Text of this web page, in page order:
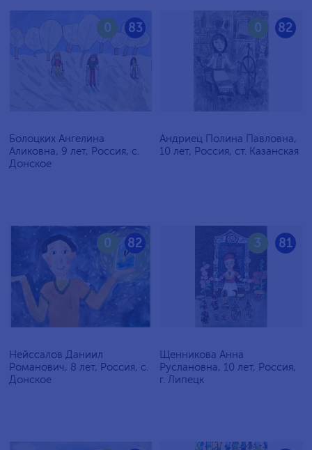
83
0
Болоцких Ангелина
Аликовна, 9 лет, Россия, с.
Донское
82
0
Андриец Полина Павловна,
10 лет, Россия, ст. Казанская
82
0
Нейссалов Даниил
Романович, 8 лет, Россия, с.
Донское
81
3
Щенникова Анна
Руслановна, 10 лет, Россия,
г. Липецк